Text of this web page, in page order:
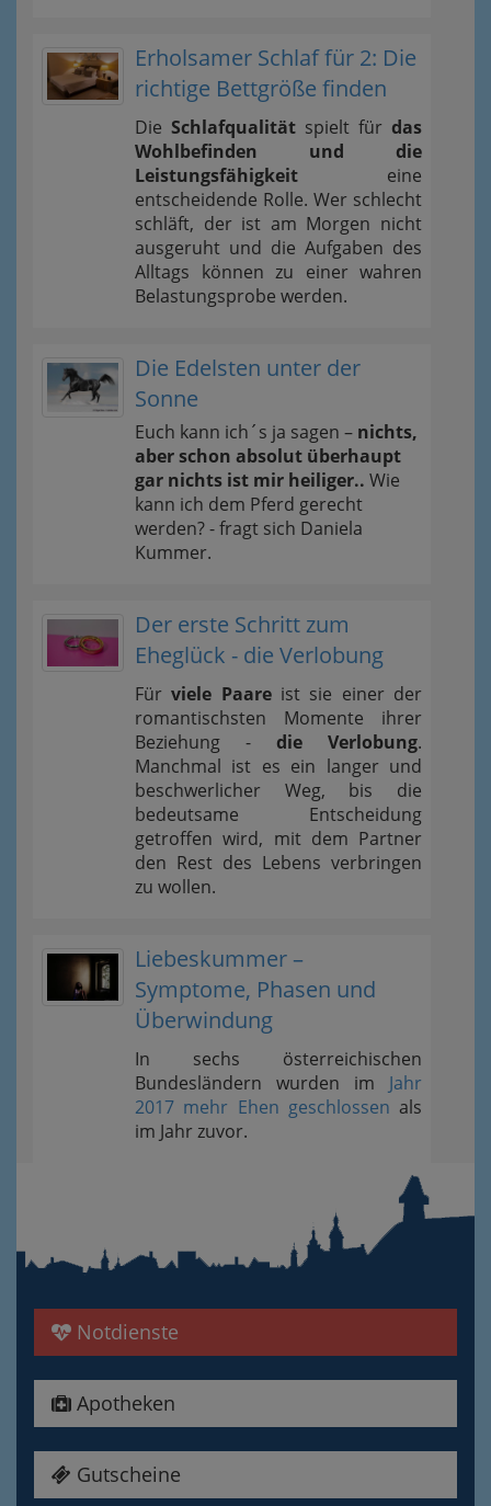
Erholsamer Schlaf für 2: Die
richtige Bettgröße finden
Die Schlafqualität spielt für das
Wohlbefinden und die
Leistungsfähigkeit eine
entscheidende Rolle. Wer schlecht
schläft, der ist am Morgen nicht
ausgeruht und die Aufgaben des
Alltags können zu einer wahren
Belastungsprobe werden.
Die Edelsten unter der
Sonne
Euch kann ich´s ja sagen – nichts,
aber schon absolut überhaupt
gar nichts ist mir heiliger.. Wie
kann ich dem Pferd gerecht
werden? - fragt sich Daniela
Kummer.
Der erste Schritt zum
Eheglück - die Verlobung
Fürviele Paareist sie einer der
romantischsten Momente ihrer
Beziehung - die Verlobung.
Manchmal ist es ein langer und
beschwerlicher Weg, bis die
bedeutsame Entscheidung
getroffen wird, mit dem Partner
den Rest des Lebens verbringen
zu wollen.
Liebeskummer –
Symptome, Phasen und
Überwindung
In sechs österreichischen
Bundesländern wurden im Jahr
2017 mehr Ehen geschlossen als
im Jahr zuvor.
Notdienste
Apotheken
Gutscheine